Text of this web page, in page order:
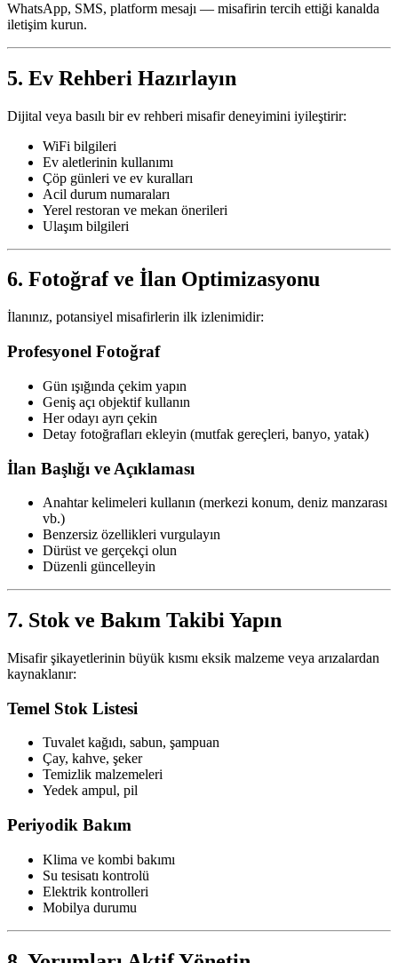
WhatsApp, SMS, platform mesajı — misafirin tercih ettiği kanalda
iletişim kurun.
5. Ev Rehberi Hazırlayın
Dijital veya basılı bir ev rehberi misafir deneyimini iyileştirir:
WiFi bilgileri
Ev aletlerinin kullanımı
Çöp günleri ve ev kuralları
Acil durum numaraları
Yerel restoran ve mekan önerileri
Ulaşım bilgileri
6. Fotoğraf ve İlan Optimizasyonu
İlanınız, potansiyel misafirlerin ilk izlenimidir:
Profesyonel Fotoğraf
Gün ışığında çekim yapın
Geniş açı objektif kullanın
Her odayı ayrı çekin
Detay fotoğrafları ekleyin (mutfak gereçleri, banyo, yatak)
İlan Başlığı ve Açıklaması
Anahtar kelimeleri kullanın (merkezi konum, deniz manzarası
vb.)
Benzersiz özellikleri vurgulayın
Dürüst ve gerçekçi olun
Düzenli güncelleyin
7. Stok ve Bakım Takibi Yapın
Misafir şikayetlerinin büyük kısmı eksik malzeme veya arızalardan
kaynaklanır:
Temel Stok Listesi
Tuvalet kağıdı, sabun, şampuan
Çay, kahve, şeker
Temizlik malzemeleri
Yedek ampul, pil
Periyodik Bakım
Klima ve kombi bakımı
Su tesisatı kontrolü
Elektrik kontrolleri
Mobilya durumu